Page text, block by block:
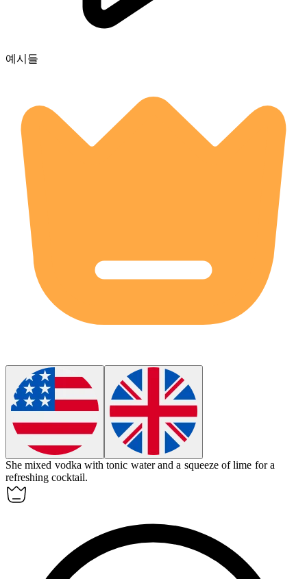
예시들
She mixed vodka with tonic water and a squeeze of lime for a
refreshing cocktail.